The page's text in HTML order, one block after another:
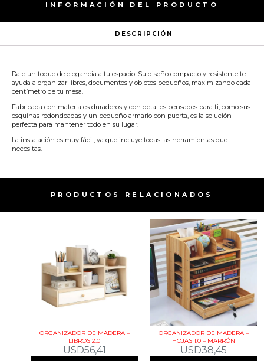
INFORMACIÓN DEL PRODUCTO
DESCRIPCIÓN
Dale un toque de elegancia a tu espacio. Su diseño compacto y resistente te
ayuda a organizar libros, documentos y objetos pequeños, maximizando cada
centímetro de tu mesa.
Fabricada con materiales duraderos y con detalles pensados para ti, como sus
esquinas redondeadas y un pequeño armario con puerta, es la solución
perfecta para mantener todo en su lugar.
La instalación es muy fácil, ya que incluye todas las herramientas que
necesitas.
PRODUCTOS RELACIONADOS​
ORGANIZADOR DE MADERA –
LIBROS 2.0
USD56,41
ORGANIZADOR DE MADERA –
HOJAS 1.0 – MARRÓN
USD38,45